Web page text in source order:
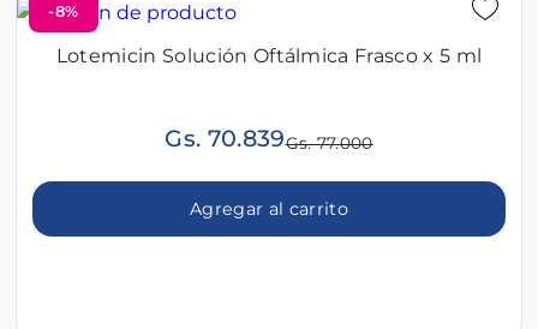
-8%
Lotemicin Solución Oftálmica Frasco x 5 ml
Gs. 70.839Gs. 77.000
Agregar al carrito